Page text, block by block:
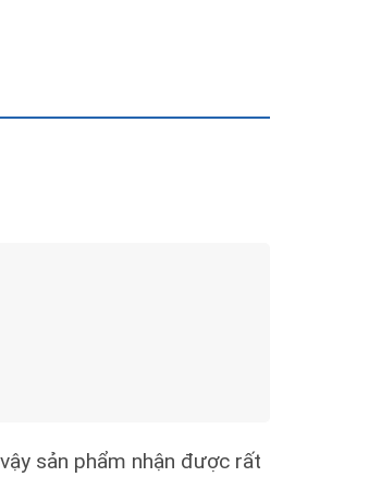
sản phẩm nhận được rất